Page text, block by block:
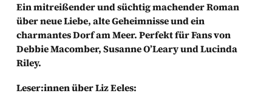
Ein mitreißender und süchtig machender Roman
über neue Liebe, alte Geheimnisse und ein
charmantes Dorf am Meer. Perfekt für Fans von
Debbie Macomber, Susanne O’Leary und Lucinda
Riley.
Leser:innen über Liz Eeles: